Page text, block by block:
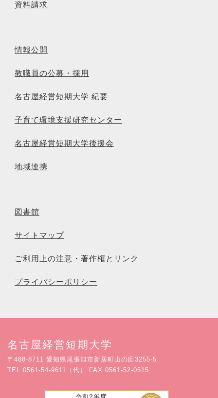
資料請求
情報公開
教職員の公募・採用
名古屋経営短期大学 紀要
子育て環境支援研究センター
名古屋経営短期大学後援会
地域連携
図書館
サイトマップ
ご利用上の注意・著作権とリンク
プライバシーポリシー
名古屋経営短期大学
〒488-8711 愛知県尾張旭市新居町山の田3255-5
TEL:0561-54-9611（代） FAX:0561-52-0515